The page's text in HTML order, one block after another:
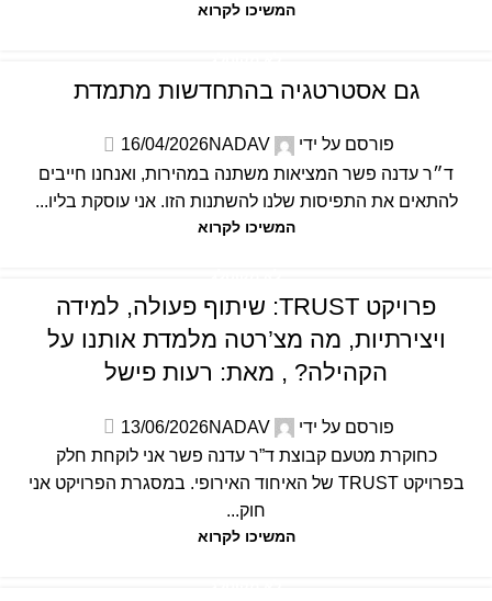
המשיכו לקרוא
גם אסטרטגיה בהתחדשות מתמדת
פורסם על ידי NADAV
16/04/2026
ד״ר עדנה פשר המציאות משתנה במהירות, ואנחנו חייבים
להתאים את התפיסות שלנו להשתנות הזו. אני עוסקת בליו...
המשיכו לקרוא
פרויקט TRUST: שיתוף פעולה, למידה
ויצירתיות, מה מצ’רטה מלמדת אותנו על
הקהילה? , מאת: רעות פישל
פורסם על ידי NADAV
13/06/2026
כחוקרת מטעם קבוצת ד”ר עדנה פשר אני לוקחת חלק
בפרויקט TRUST של האיחוד האירופי. במסגרת הפרויקט אני
חוק...
המשיכו לקרוא